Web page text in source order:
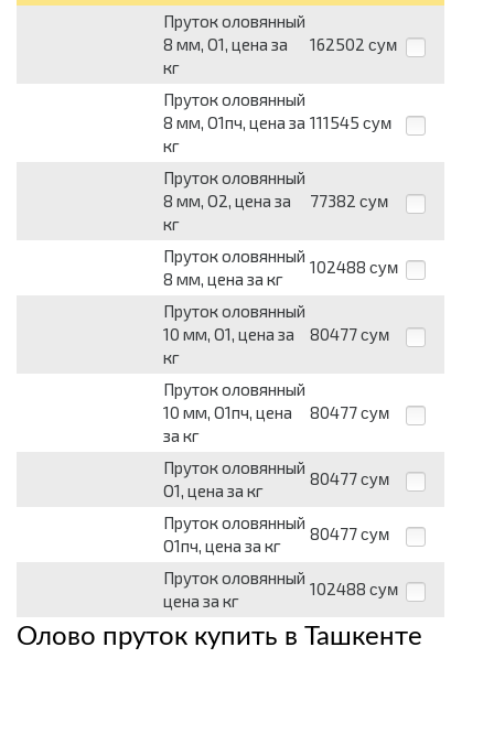
Пруток оловянный
8 мм, О1, цена за
кг
162502 сум
Пруток оловянный
8 мм, О1пч, цена за
кг
111545 сум
Пруток оловянный
8 мм, О2, цена за
кг
77382 сум
Пруток оловянный
8 мм, цена за кг
102488 сум
Пруток оловянный
10 мм, О1, цена за
кг
80477 сум
Пруток оловянный
10 мм, О1пч, цена
за кг
80477 сум
Пруток оловянный
О1, цена за кг
80477 сум
Пруток оловянный
О1пч, цена за кг
80477 сум
Пруток оловянный
цена за кг
102488 сум
Олово пруток купить в Ташкенте